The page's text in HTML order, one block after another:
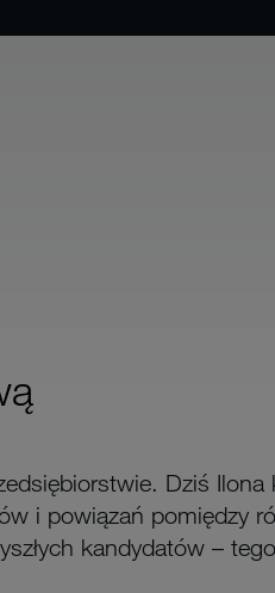
Dziś Ilona
i powiązań pomiędzy
kandydatów –